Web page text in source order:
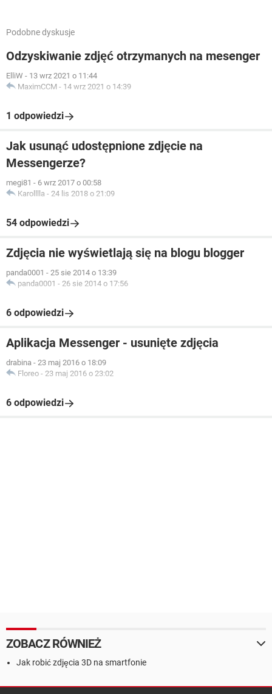
Podobne dyskusje
Odzyskiwanie zdjęć otrzymanych na mesenger
ElliW - 13 wrz 2021 o 11:44
MaximCCM - 14 wrz 2021 o 14:39
1 odpowiedzi
Jak usunąć udostępnione zdjęcie na
Messengerze?
megi81 - 6 wrz 2017 o 00:58
Karolllla - 24 lis 2018 o 21:09
54 odpowiedzi
Zdjęcia nie wyświetlają się na blogu blogger
panda0001 - 25 sie 2014 o 13:39
panda0001 - 26 sie 2014 o 17:56
6 odpowiedzi
Aplikacja Messenger - usunięte zdjęcia
drabina - 23 maj 2016 o 18:09
Floreo - 23 maj 2016 o 23:02
6 odpowiedzi
ZOBACZ RÓWNIEŻ
Jak robić zdjęcia 3D na smartfonie